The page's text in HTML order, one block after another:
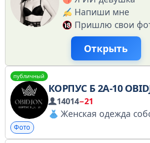
Напиши мне
Пришлю свои
Открыть
публичный
КОРПУС Б 2А-10
14014−21
Женская одежда
Фото